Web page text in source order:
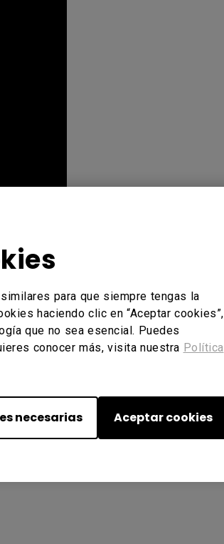
para que siempre tengas la
haciendo clic en “Aceptar cookies”,
que no sea esencial. Puedes
conocer más, visita nuestra Política
necesarias Aceptar cookies